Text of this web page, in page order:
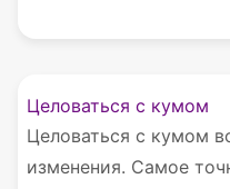
Целоваться с кумом
Целоваться с кумом
изменения. Самое